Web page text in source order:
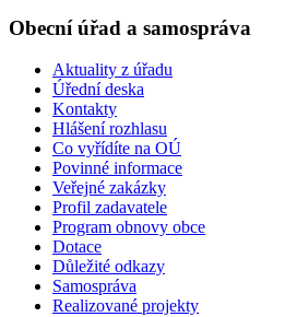
Obecní úřad a samospráva
Aktuality z úřadu
Úřední deska
Kontakty
Hlášení rozhlasu
Co vyřídíte na OÚ
Povinné informace
Veřejné zakázky
Profil zadavatele
Program obnovy obce
Dotace
Důležité odkazy
Samospráva
Realizované projekty